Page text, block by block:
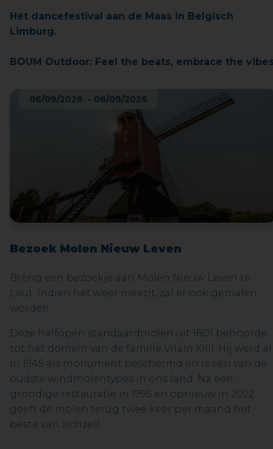
Hét dancefestival aan de Maas in Belgisch
Limburg.
BOUM Outdoor: Feel the beats, embrace the
06/09/2026 - 06/09/2026
Bezoek Molen Nieuw Leven
Breng een bezoekje aan Molen Nieuw Leven te
Leut. Indien het weer meezit, zal er ook gemalen
worden.
Deze halfopen standaardmolen uit 1801 behoorde
tot het domein van de familie Vilain XIIII. Hij werd al
in 1945 als monument beschermd en is één van de
oudste windmolentypes in ons land. Na een
grondige restauratie in 1995 en opnieuw in 2022
geeft de molen terug twee keer per maand het
beste van zichzelf.